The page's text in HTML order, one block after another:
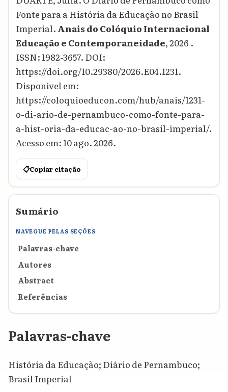
Fonte para a História da Educação no Brasil
Imperial. Anais do Colóquio Internacional
Educação e Contemporaneidade, 2026 .
ISSN: 1982-3657. DOI:
https://doi.org/10.29380/2026.E04.1231.
Disponível em:
https://coloquioeducon.com/hub/anais/1231-
o-di-ario-de-pernambuco-como-fonte-para-
a-hist-oria-da-educac-ao-no-brasil-imperial/.
Acesso em: 10 ago. 2026.
📋Copiar citação
Sumário
NAVEGUE PELAS SEÇÕES
Palavras-chave
Autores
Abstract
Referências
Palavras-chave
História da Educação; Diário de Pernambuco;
Brasil Imperial